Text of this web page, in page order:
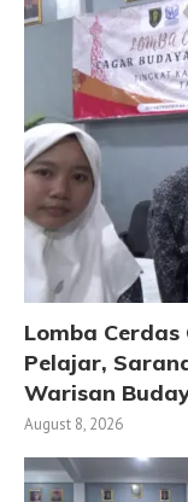
Lomba
Pelajar,
Warisan
August 8, 2026